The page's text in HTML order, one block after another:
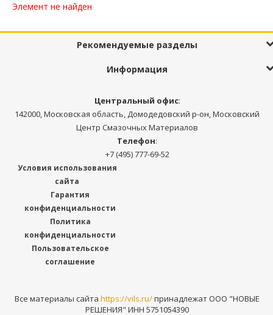
Элемент не найден
Рекомендуемые разделы
Информация
Центральный офис:
142000, Московская область, Домодедовский р-он, Московский
Центр Смазочных Материалов
Телефон:
+7 (495) 777-69-52
Условия использования
сайта
Гарантия
конфиденциальности
Политика
конфиденциальности
Пользовательское
соглашение
Все материалы сайта https://vils.ru/принадлежат ООО "НОВЫЕ
РЕШЕНИЯ" ИНН 5751054390